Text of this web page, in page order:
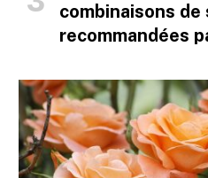
combinaisons
recommandées